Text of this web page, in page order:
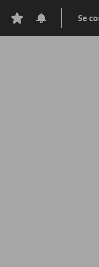
Se